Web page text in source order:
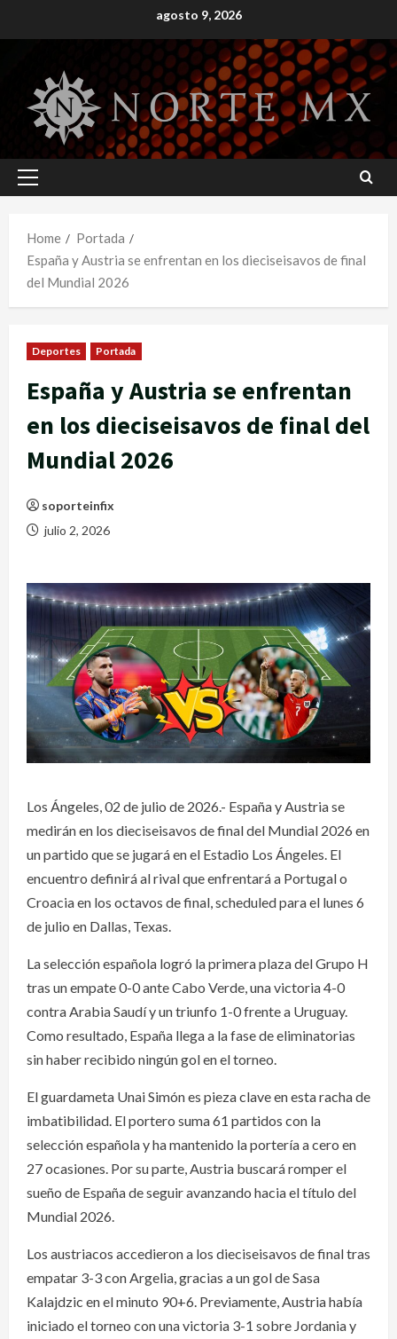
to
agosto 9, 2026
Primary
Home
Portada
España y Austria se enfrentan en los dieciseisavos de final
del Mundial 2026
Deportes Portada
España y Austria se enfrentan
en los dieciseisavos de final del
Mundial 2026
soporteinfix
julio 2, 2026
Los Ángeles, 02 de julio de 2026.- España y Austria se
medirán en los dieciseisavos de final del Mundial 2026 en
un partido que se jugará en el Estadio Los Ángeles. El
encuentro definirá al rival que enfrentará a Portugal o
Croacia en los octavos de final, scheduled para el lunes 6
de julio en Dallas, Texas.
La selección española logró la primera plaza del Grupo H
tras un empate 0-0 ante Cabo Verde, una victoria 4-0
contra Arabia Saudí y un triunfo 1-0 frente a Uruguay.
Como resultado, España llega a la fase de eliminatorias
sin haber recibido ningún gol en el torneo.
El guardameta Unai Simón es pieza clave en esta racha de
imbatibilidad. El portero suma 61 partidos con la
selección española y ha mantenido la portería a cero en
27 ocasiones. Por su parte, Austria buscará romper el
sueño de España de seguir avanzando hacia el título del
Mundial 2026.
Los austriacos accedieron a los dieciseisavos de final tras
empatar 3-3 con Argelia, gracias a un gol de Sasa
Kalajdzic en el minuto 90+6. Previamente, Austria había
iniciado el torneo con una victoria 3-1 sobre Jordania y